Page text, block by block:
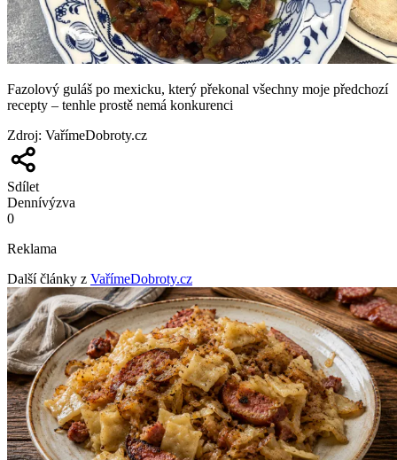
Fazolový guláš po mexicku, který překonal všechny moje předchozí
recepty – tenhle prostě nemá konkurenci
Zdroj: VařímeDobroty.cz
Sdílet
Dennívýzva
0
Reklama
Další články z VařímeDobroty.cz